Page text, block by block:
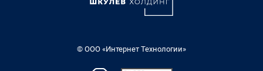
© ООО «Интернет Технологии»